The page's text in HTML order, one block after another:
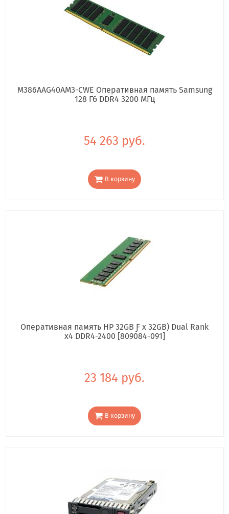
M386AAG40AM3-CWE Оперативная память Samsung
128 Гб DDR4 3200 МГц
54 263 руб.
В корзину
Оперативная память HP 32GB Ƒ x 32GB) Dual Rank
x4 DDR4-2400 [809084-091]
23 184 руб.
В корзину